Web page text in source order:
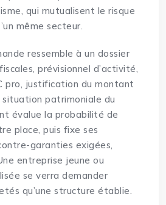
qui mutualisent le risque
même secteur.
ressemble à un dossier
prévisionnel d’activité,
pro, justification du montant
patrimoniale du
évalue la probabilité de
place, puis fixe ses
garanties exigées,
entreprise jeune ou
se verra demander
qu’une structure établie.